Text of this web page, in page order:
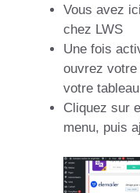
Vous avez
chez LWS
Une fois
ouvrez votre
votre
Cliquez sur
menu, puis